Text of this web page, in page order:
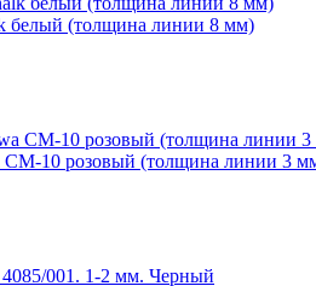
белый (толщина линии 8 мм)
10 розовый (толщина линии 3